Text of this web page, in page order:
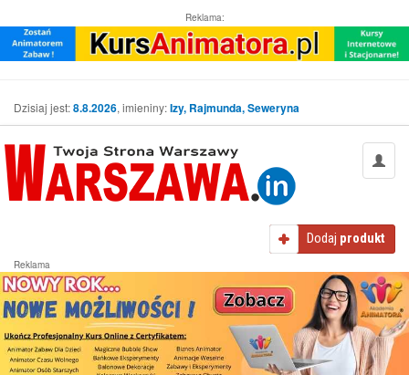
Reklama:
Dzisiaj jest:8.8.2026, imieniny:Izy, Rajmunda, Seweryna
Dodaj produkt
Reklama